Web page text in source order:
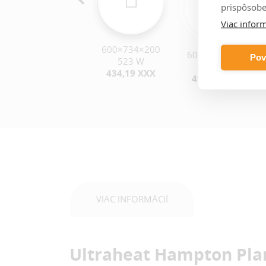
600×734×200
523 W
434,19 XXX
600×734×200
768 W
499,38 XXX
VIAC INFORMÁCIÍ
Ultraheat Hampton
Viac